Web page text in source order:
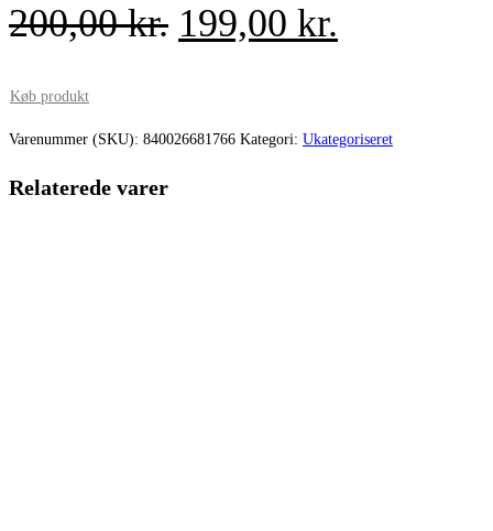
200,00kr. Den
var:
199,00 kr.
er:
Køb produkt
Varenummer (SKU): 840026681766 Kategori: Ukategoriseret
Relaterede varer